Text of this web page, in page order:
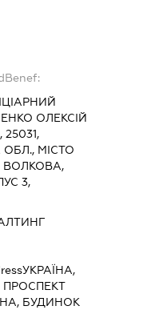
ОЛЕКСІЙ
МІСТО
ВОЛКОВА,
3,
УКРАЇНА,
ПРОСПЕКТ
БУДИНОК